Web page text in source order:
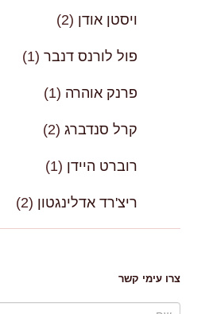
ויסטן אודן (2)
פול לורנס דנבר (1)
פרנק אוהרה (1)
קרל סנדברג (2)
רוברט היידן (1)
ריצ'רד אדלינגטון (2)
צרו עימי קשר